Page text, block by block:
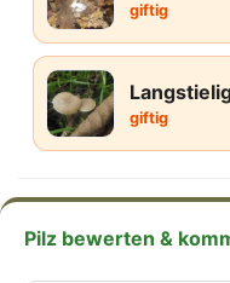
giftig
giftig
Pilz bewerten &